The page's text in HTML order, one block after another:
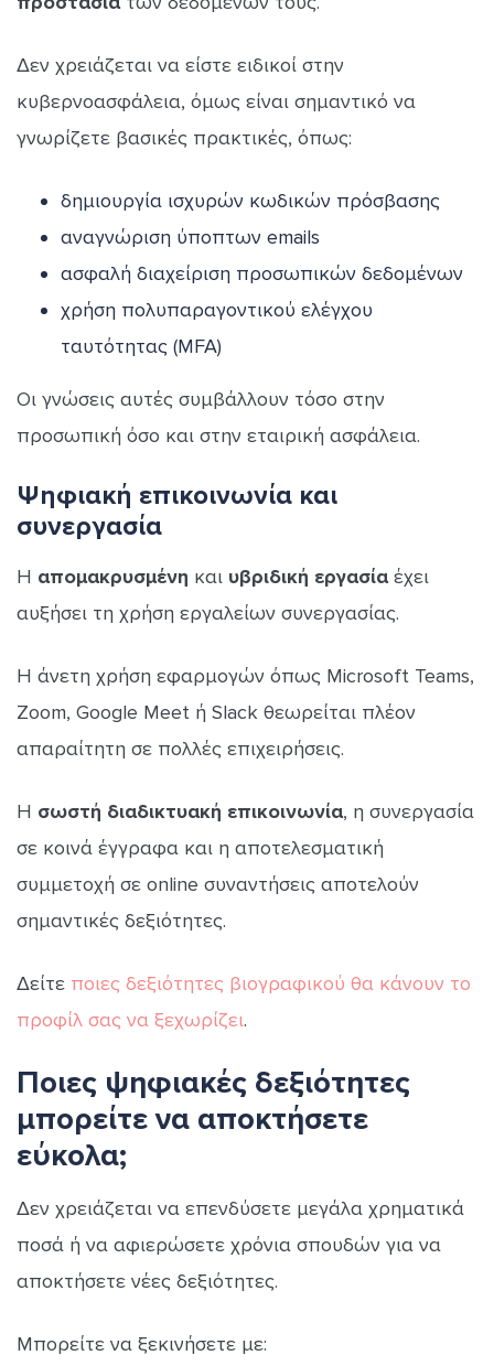
Δεν χρειάζεται να είστε ειδικοί στην
κυβερνοασφάλεια, όμως είναι σημαντικό να
γνωρίζετε βασικές πρακτικές, όπως:
δημιουργία ισχυρών κωδικών πρόσβασης
αναγνώριση ύποπτων emails
ασφαλή διαχείριση προσωπικών δεδομένων
χρήση πολυπαραγοντικού ελέγχου
ταυτότητας (MFA)
Οι γνώσεις αυτές συμβάλλουν τόσο στην
προσωπική όσο και στην εταιρική ασφάλεια.
Ψηφιακή επικοινωνία και
συνεργασία
Η απομακρυσμένη και υβριδική εργασίαέχει
αυξήσει τη χρήση εργαλείων συνεργασίας.
Η άνετη χρήση εφαρμογών όπως Microsoft Teams,
Zoom, Google Meet ή Slack θεωρείται πλέον
απαραίτητη σε πολλές επιχειρήσεις.
Η σωστή διαδικτυακή επικοινωνία, η συνεργασία
σε κοινά έγγραφα και η αποτελεσματική
συμμετοχή σε online συναντήσεις αποτελούν
σημαντικές δεξιότητες.
Δείτε ποιες δεξιότητες βιογραφικού θα κάνουν το
προφίλ σας να ξεχωρίζει.
Ποιες ψηφιακές δεξιότητες
μπορείτε να αποκτήσετε
εύκολα;
Δεν χρειάζεται να επενδύσετε μεγάλα χρηματικά
ποσά ή να αφιερώσετε χρόνια σπουδών για να
αποκτήσετε νέες δεξιότητες.
Μπορείτε να ξεκινήσετε με: